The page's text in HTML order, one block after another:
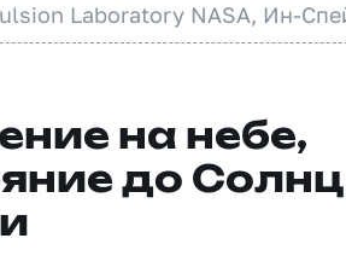
Laboratory NASA, Ин-
на небе,
до